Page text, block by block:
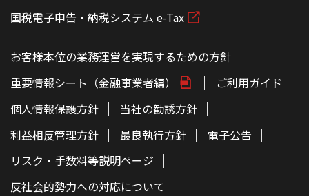
国税電子申告・納税システム e-Tax
お客様本位の業務運営を実現するための方針
重要情報シート（金融事業者編）
ご利用ガイド
個人情報保護方針
当社の勧誘方針
利益相反管理方針
最良執行方針
電子公告
リスク・手数料等説明ページ
反社会的勢力への対応について